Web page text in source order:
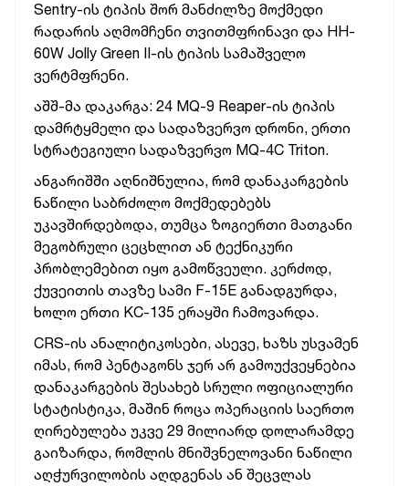
Sentry-ის ტიპის შორ მანძილზე მოქმედი
რადარის აღმომჩენი თვითმფრინავი და HH-
60W Jolly Green II-ის ტიპის სამაშველო
ვერტმფრენი.
აშშ-მა დაკარგა: 24 MQ-9 Reaper-ის ტიპის
დამრტყმელი და სადაზვერვო დრონი, ერთი
სტრატეგიული სადაზვერვო MQ-4C Triton.
ანგარიშში აღნიშნულია, რომ დანაკარგების
ნაწილი საბრძოლო მოქმედებებს
უკავშირდებოდა, თუმცა ზოგიერთი მათგანი
მეგობრული ცეცხლით ან ტექნიკური
პრობლემებით იყო გამოწვეული. კერძოდ,
ქუვეითის თავზე სამი F-15E განადგურდა,
ხოლო ერთი KC-135 ერაყში ჩამოვარდა.
CRS-ის ანალიტიკოსები, ასევე, ხაზს უსვამენ
იმას, რომ პენტაგონს ჯერ არ გამოუქვეყნებია
დანაკარგების შესახებ სრული ოფიციალური
სტატისტიკა, მაშინ როცა ოპერაციის საერთო
ღირებულება უკვე 29 მილიარდ დოლარამდე
გაიზარდა, რომლის მნიშვნელოვანი ნაწილი
აღჭურვილობის აღდგენას ან შეცვლას